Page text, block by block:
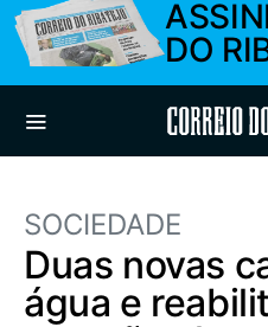
DO
Correio
SOCIEDADE
Duas novas
água e